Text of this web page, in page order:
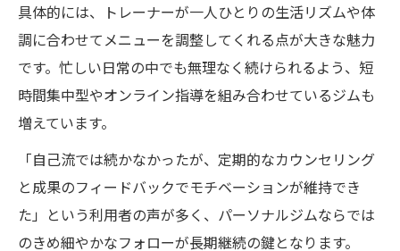
具体的には、トレーナーが一人ひとりの生活リズムや体
調に合わせてメニューを調整してくれる点が大きな魅力
です。忙しい日常の中でも無理なく続けられるよう、短
時間集中型やオンライン指導を組み合わせているジムも
増えています。
「自己流では続かなかったが、定期的なカウンセリング
と成果のフィードバックでモチベーションが維持でき
た」という利用者の声が多く、パーソナルジムならでは
のきめ細やかなフォローが長期継続の鍵となります。